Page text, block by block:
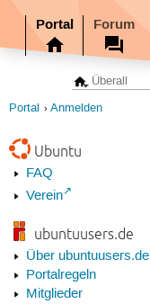
Portal Forum
Portal Anmelden
Ubuntu
FAQ
Verein
ubuntuusers.de
Über ubuntuusers.de
Portalregeln
Mitglieder